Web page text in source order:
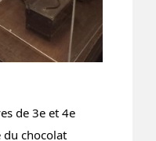
de 3e et 4e
du chocolat